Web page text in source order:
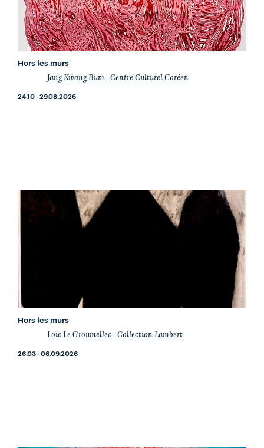
Hors les murs
Jang Kwang Bum - Centre Culturel Coréen
24.10 - 29.08.2026
Hors les murs
Loic Le Groumellec - Collection Lambert
26.03 - 06.09.2026